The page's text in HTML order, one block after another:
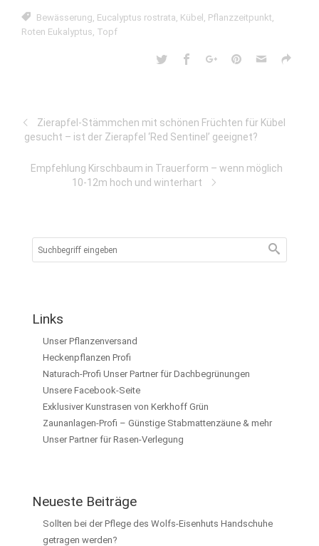
Bewässerung, Eucalyptus rostrata, Kübel , Pflanzzeitpunkt,
Roten Eukalyptus, Topf
Zierapfel-Stämmchen mit schönen Früchten für Kübel
gesucht – ist der Zierapfel ‘Red Sentinel’ geeignet?
Empfehlung Kirschbaum in Trauerform – wenn möglich
10-12m hoch und winterhart
Links
Unser Pflanzenversand
Heckenpflanzen Profi
Naturach-Profi Unser Partner für Dachbegrünungen
Unsere Facebook-Seite
Exklusiver Kunstrasen von Kerkhoff Grün
Zaunanlagen-Profi – Günstige Stabmattenzäune & mehr
Unser Partner für Rasen-Verlegung
Neueste Beiträge
Sollten bei der Pflege des Wolfs-Eisenhuts Handschuhe
getragen werden?